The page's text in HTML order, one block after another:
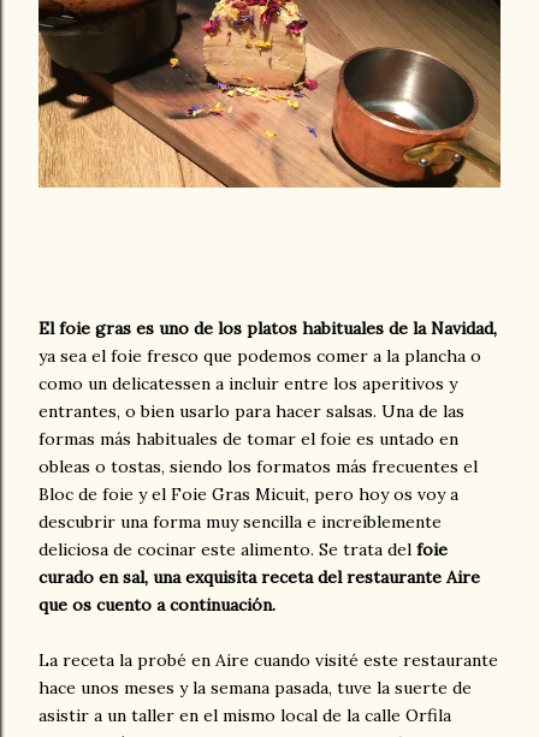
El foie gras es uno de los platos habituales de la Navidad,
ya sea el foie fresco que podemos comer a la plancha o
como un delicatessen a incluir entre los aperitivos y
entrantes, o bien usarlo para hacer salsas. Una de las
formas más habituales de tomar el foie es untado en
obleas o tostas, siendo los formatos más frecuentes el
Bloc de foie y el Foie Gras Micuit, pero hoy os voy a
descubrir una forma muy sencilla e increíblemente
deliciosa de cocinar este alimento. Se trata del foie
curado en sal, una exquisita receta del restaurante Aire
que os cuento a continuación.
La receta la probé en Aire cuando visité este restaurante
hace unos meses y la semana pasada, tuve la suerte de
asistir a un taller en el mismo local de la calle Orfila